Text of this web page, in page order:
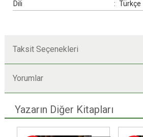
Dili : Türkçe
Taksit Seçenekleri
Yorumlar
Yazarın Diğer Kitapları